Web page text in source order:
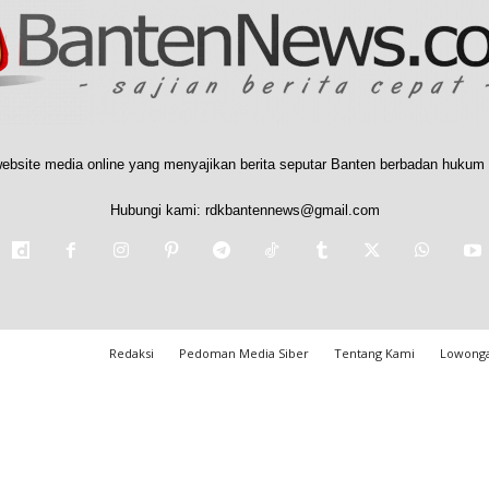
media online yang menyajikan berita seputar Banten berbadan
Hubungi kami: rdkbantennews@gmail.com
Redaksi Pedoman Media Siber Tentang Kami